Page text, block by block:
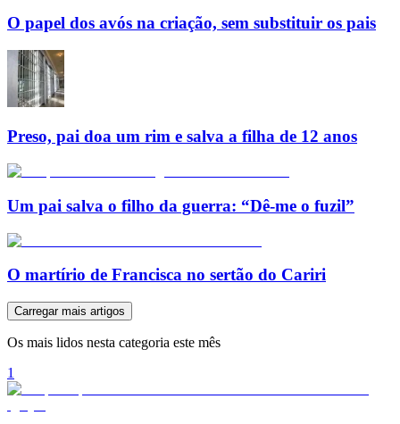
O papel dos avós na criação, sem substituir os pais
Preso, pai doa um rim e salva a filha de 12 anos
Um pai salva o filho da guerra: “Dê-me o fuzil”
O martírio de Francisca no sertão do Cariri
Carregar mais artigos
Os mais lidos nesta categoria este mês
1